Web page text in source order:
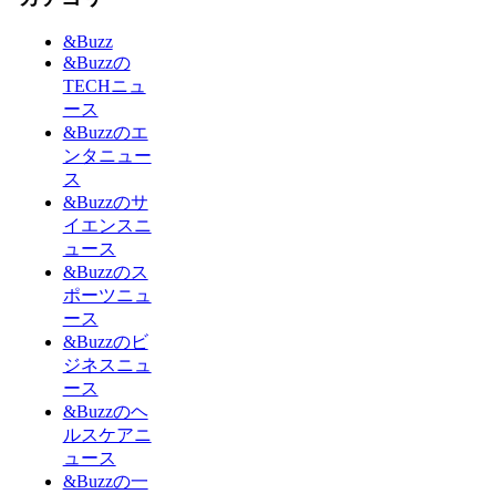
&Buzz
&Buzzの
TECHニュ
ース
&Buzzのエ
ンタニュー
ス
&Buzzのサ
イエンスニ
ュース
&Buzzのス
ポーツニュ
ース
&Buzzのビ
ジネスニュ
ース
&Buzzのヘ
ルスケアニ
ュース
&Buzzの一